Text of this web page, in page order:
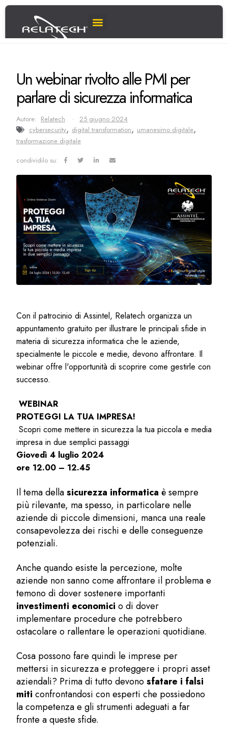
Un webinar rivolto alle PMI per
parlare di sicurezza informatica
Autore: Relatech
25 giugno 2024
cybersecurity, digital transformation, umanesimo digitale,
trasformazione digitale
condividilo su:
Con il patrocinio di Assintel, Relatech organizza un
appuntamento gratuito per illustrare le principali sfide in
materia di sicurezza informatica che le aziende,
specialmente le piccole e medie, devono affrontare. Il
webinar offre l'opportunità di scoprire come gestirle con
successo.
WEBINAR
PROTEGGI LA TUA IMPRESA!
Scopri come mettere in sicurezza la tua piccola e media
impresa in due semplici passaggi
Giovedì 4 luglio 2024
ore 12.00 – 12.45
Il tema dellasicurezza informatica è sempre
più rilevante, ma spesso, in particolare nelle
aziende di piccole dimensioni, manca una reale
consapevolezza dei rischi e delle conseguenze
potenziali.
Anche quando esiste la percezione, molte
aziende non sanno come affrontare il problema e
temono di dover sostenere importanti
investimenti economici o di dover
implementare procedure che potrebbero
ostacolare o rallentare le operazioni quotidiane.
Cosa possono fare quindi le imprese per
mettersi in sicurezza e proteggere i propri asset
aziendali? Prima di tutto devonosfatare i falsi
miti confrontandosi con esperti che possiedono
la competenza e gli strumenti adeguati a far
fronte a queste sfide.